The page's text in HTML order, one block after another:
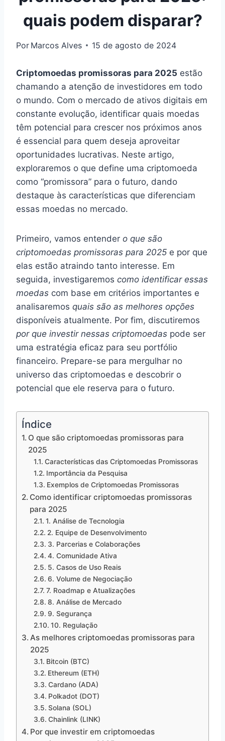
quais podem disparar?
Por Marcos Alves 15 de agosto de 2024
Criptomoedas promissoras para 2025 estão
chamando a atenção de investidores em todo
o mundo. Com o mercado de ativos digitais em
constante evolução, identificar quais moedas
têm potencial para crescer nos próximos anos
é essencial para quem deseja aproveitar
oportunidades lucrativas. Neste artigo,
exploraremos o que define uma criptomoeda
como “promissora” para o futuro, dando
destaque às características que diferenciam
essas moedas no mercado.
Primeiro, vamos entender o que são
criptomoedas promissoras para 2025 e por que
elas estão atraindo tanto interesse. Em
seguida, investigaremos como identificar essas
moedas com base em critérios importantes e
analisaremos quais são as melhores opções
disponíveis atualmente. Por fim, discutiremos
por que investir nessas criptomoedas pode ser
uma estratégia eficaz para seu portfólio
financeiro. Prepare-se para mergulhar no
universo das criptomoedas e descobrir o
potencial que ele reserva para o futuro.
Índice
O que são criptomoedas promissoras para
2025
Características das Criptomoedas Promissoras
Importância da Pesquisa
Exemplos de Criptomoedas Promissoras
Como identificar criptomoedas promissoras
para 2025
1. Análise de Tecnologia
2. Equipe de Desenvolvimento
3. Parcerias e Colaborações
4. Comunidade Ativa
5. Casos de Uso Reais
6. Volume de Negociação
7. Roadmap e Atualizações
8. Análise de Mercado
9. Segurança
10. Regulação
As melhores criptomoedas promissoras para
2025
Bitcoin (BTC)
Ethereum (ETH)
Cardano (ADA)
Polkadot (DOT)
Solana (SOL)
Chainlink (LINK)
Por que investir em criptomoedas